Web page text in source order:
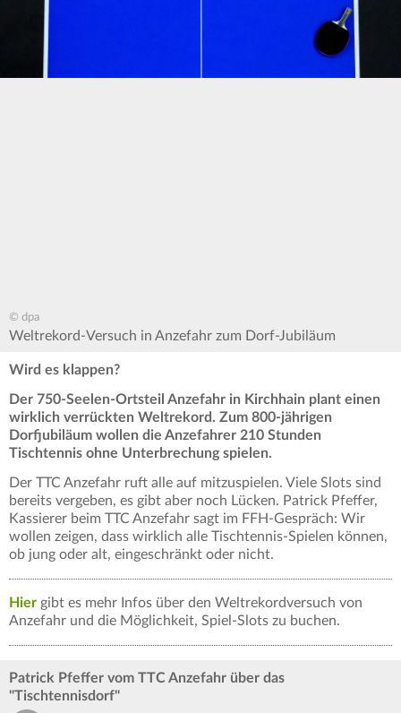
© dpa
Weltrekord-Versuch in Anzefahr zum Dorf-Jubiläum
Wird es klappen?
Der 750-Seelen-Ortsteil Anzefahr in Kirchhain plant einen
wirklich verrückten Weltrekord. Zum 800-jährigen
Dorfjubiläum wollen die Anzefahrer 210 Stunden
Tischtennis ohne Unterbrechung spielen.
Der TTC Anzefahr ruft alle auf mitzuspielen. Viele Slots sind
bereits vergeben, es gibt aber noch Lücken. Patrick Pfeffer,
Kassierer beim TTC Anzefahr sagt im FFH-Gespräch: Wir
wollen zeigen, dass wirklich alle Tischtennis-Spielen können,
ob jung oder alt, eingeschränkt oder nicht.
Hier gibt es mehr Infos über den Weltrekordversuch von
Anzefahr und die Möglichkeit, Spiel-Slots zu buchen.
Patrick Pfeffer vom TTC Anzefahr über das
"Tischtennisdorf"